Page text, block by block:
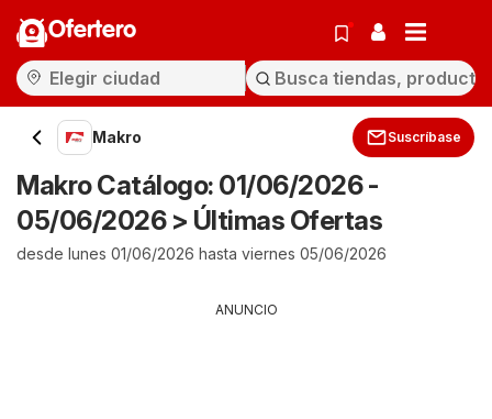
Ofertero
Makro Suscríbase
Makro Catálogo: 01/06/2026 -
05/06/2026 > Últimas Ofertas
desde lunes 01/06/2026 hasta viernes 05/06/2026
ANUNCIO